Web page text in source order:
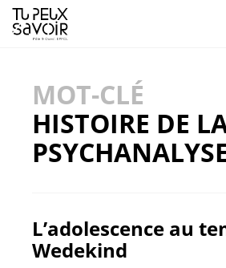
Aller
au
MOT-CLÉ
HISTOIRE DE
L’adolescence au
Wedekind